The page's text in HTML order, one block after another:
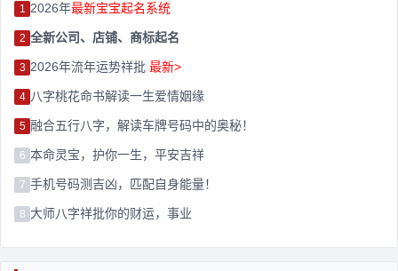
1 2026年最新宝宝起名系统
2 全新公司、店铺、商标起名
3 2026年流年运势祥批 最新>
4 八字桃花命书解读一生爱情姻缘
5 融合五行八字，解读车牌号码中的奥秘！
6 本命灵宝，护你一生，平安吉祥
7 手机号码测吉凶，匹配自身能量！
8 大师八字祥批你的财运，事业